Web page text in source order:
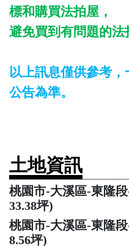
標和購買法拍屋，
避免買到有問題的法
以上訊息僅供參考
公告為準。
土地資訊
桃園市-大溪區-東隆段
33.38坪)
桃園市-大溪區-東隆段
8.56坪)